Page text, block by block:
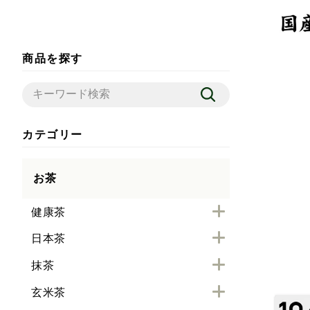
商品を探す
カテゴリー
お茶
健康茶
日本茶
抹茶
玄米茶